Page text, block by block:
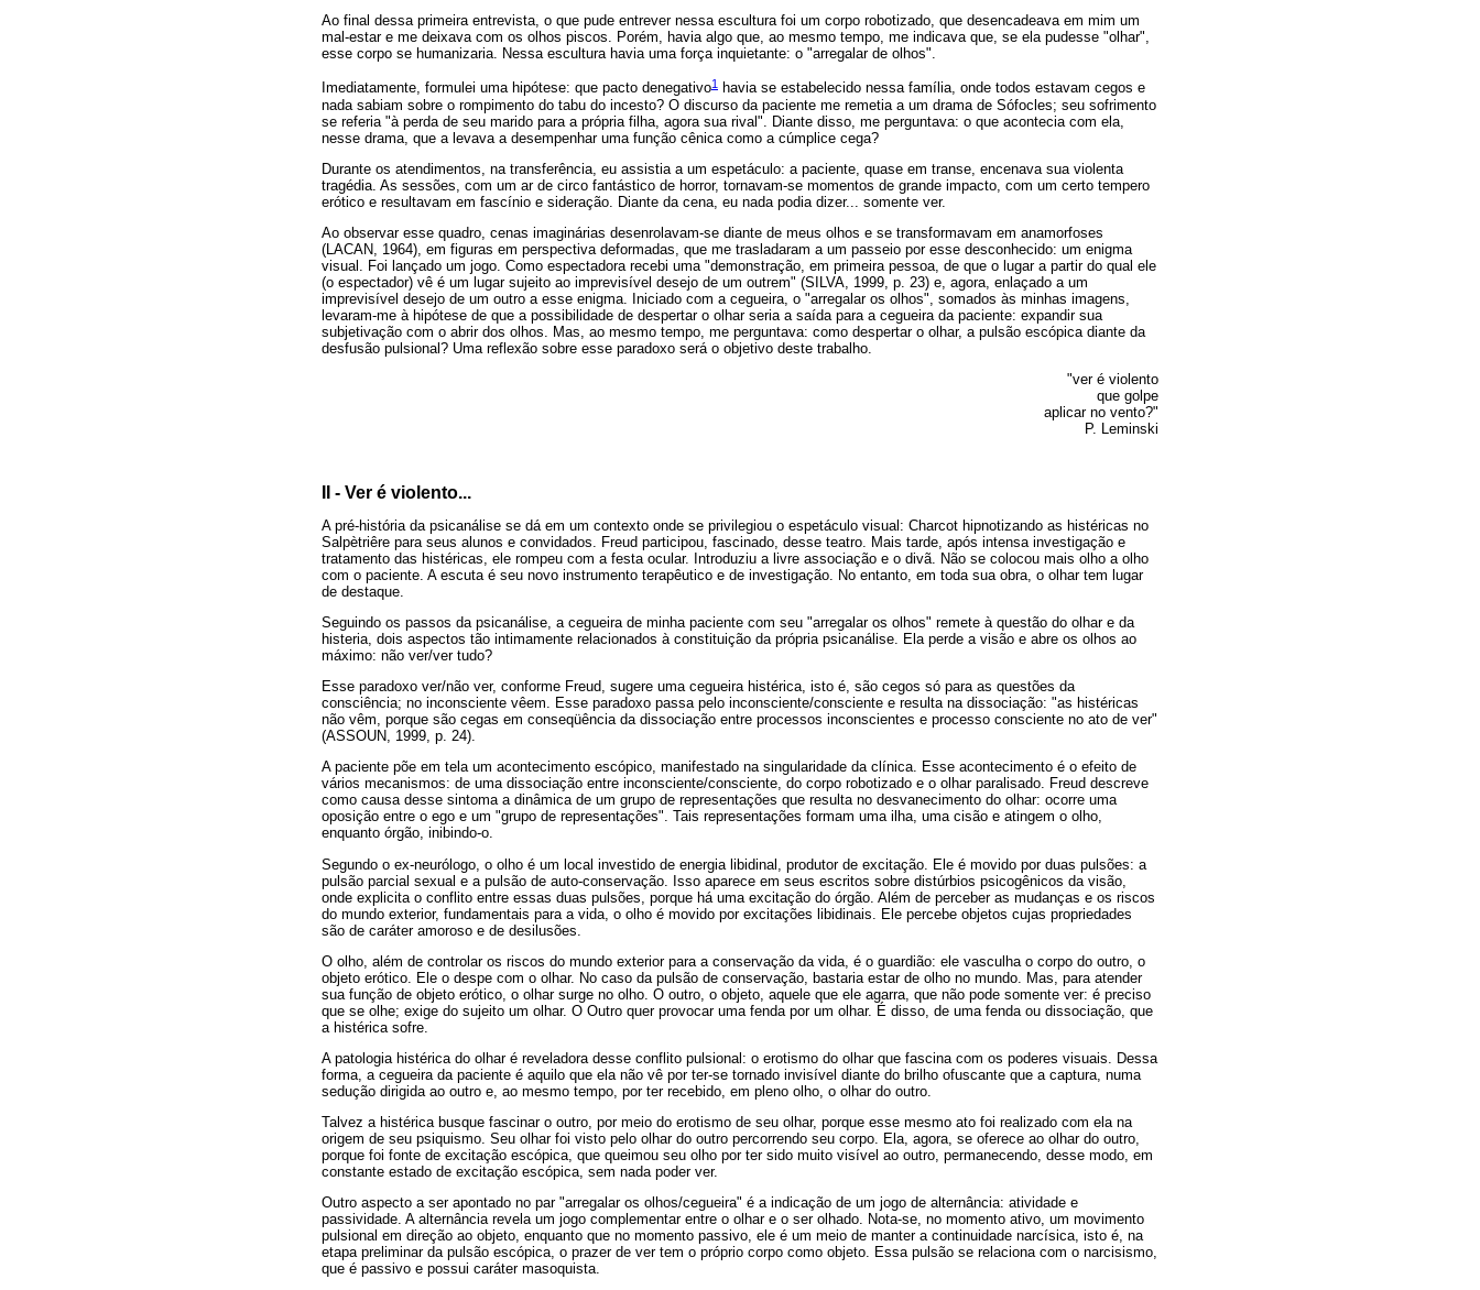
Ao final dessa primeira entrevista, o que pude entrever nessa escultura foi um corpo robotizado, que desencadeava em mim um
mal-estar e me deixava com os olhos piscos. Porém, havia algo que, ao mesmo tempo, me indicava que, se ela pudesse "olhar",
esse corpo se humanizaria. Nessa escultura havia uma força inquietante: o "arregalar de olhos".
Imediatamente, formulei uma hipótese: que pacto denegativo1
havia se estabelecido nessa família, onde todos estavam cegos e
nada sabiam sobre o rompimento do tabu do incesto? O discurso da paciente me remetia a um drama de Sófocles; seu sofrimento
se referia "à perda de seu marido para a própria filha, agora sua rival". Diante disso, me perguntava: o que acontecia com ela,
nesse drama, que a levava a desempenhar uma função cênica como a cúmplice cega?
Durante os atendimentos, na transferência, eu assistia a um espetáculo: a paciente, quase em transe, encenava sua violenta
tragédia. As sessões, com um ar de circo fantástico de horror, tornavam-se momentos de grande impacto, com um certo tempero
erótico e resultavam em fascínio e sideração. Diante da cena, eu nada podia dizer... somente ver.
Ao observar esse quadro, cenas imaginárias desenrolavam-se diante de meus olhos e se transformavam em anamorfoses
(LACAN, 1964), em figuras em perspectiva deformadas, que me trasladaram a um passeio por esse desconhecido: um enigma
visual. Foi lançado um jogo. Como espectadora recebi uma "demonstração, em primeira pessoa, de que o lugar a partir do qual ele
(o espectador) vê é um lugar sujeito ao imprevisível desejo de um outrem" (SILVA, 1999, p. 23) e, agora, enlaçado a um
imprevisível desejo de um outro a esse enigma. Iniciado com a cegueira, o "arregalar os olhos", somados às minhas imagens,
levaram-me à hipótese de que a possibilidade de despertar o olhar seria a saída para a cegueira da paciente: expandir sua
subjetivação com o abrir dos olhos. Mas, ao mesmo tempo, me perguntava: como despertar o olhar, a pulsão escópica diante da
desfusão pulsional? Uma reflexão sobre esse paradoxo será o objetivo deste trabalho.
"ver é violento
que golpe
aplicar no vento?"
P. Leminski
II - Ver é violento...
A pré-história da psicanálise se dá em um contexto onde se privilegiou o espetáculo visual: Charcot hipnotizando as histéricas no
Salpètriêre para seus alunos e convidados. Freud participou, fascinado, desse teatro. Mais tarde, após intensa investigação e
tratamento das histéricas, ele rompeu com a festa ocular. Introduziu a livre associação e o divã. Não se colocou mais olho a olho
com o paciente. A escuta é seu novo instrumento terapêutico e de investigação. No entanto, em toda sua obra, o olhar tem lugar
de destaque.
Seguindo os passos da psicanálise, a cegueira de minha paciente com seu "arregalar os olhos" remete à questão do olhar e da
histeria, dois aspectos tão intimamente relacionados à constituição da própria psicanálise. Ela perde a visão e abre os olhos ao
máximo: não ver/ver tudo?
Esse paradoxo ver/não ver, conforme Freud, sugere uma cegueira histérica, isto é, são cegos só para as questões da
consciência; no inconsciente vêem. Esse paradoxo passa pelo inconsciente/consciente e resulta na dissociação: "as histéricas
não vêm, porque são cegas em conseqüência da dissociação entre processos inconscientes e processo consciente no ato de ver"
(ASSOUN, 1999, p. 24).
A paciente põe em tela um acontecimento escópico, manifestado na singularidade da clínica. Esse acontecimento é o efeito de
vários mecanismos: de uma dissociação entre inconsciente/consciente, do corpo robotizado e o olhar paralisado. Freud descreve
como causa desse sintoma a dinâmica de um grupo de representações que resulta no desvanecimento do olhar: ocorre uma
oposição entre o ego e um "grupo de representações". Tais representações formam uma ilha, uma cisão e atingem o olho,
enquanto órgão, inibindo-o.
Segundo o ex-neurólogo, o olho é um local investido de energia libidinal, produtor de excitação. Ele é movido por duas pulsões: a
pulsão parcial sexual e a pulsão de auto-conservação. Isso aparece em seus escritos sobre distúrbios psicogênicos da visão,
onde explicita o conflito entre essas duas pulsões, porque há uma excitação do órgão. Além de perceber as mudanças e os riscos
do mundo exterior, fundamentais para a vida, o olho é movido por excitações libidinais. Ele percebe objetos cujas propriedades
são de caráter amoroso e de desilusões.
O olho, além de controlar os riscos do mundo exterior para a conservação da vida, é o guardião: ele vasculha o corpo do outro, o
objeto erótico. Ele o despe com o olhar. No caso da pulsão de conservação, bastaria estar de olho no mundo. Mas, para atender
sua função de objeto erótico, o olhar surge no olho. O outro, o objeto, aquele que ele agarra, que não pode somente ver: é preciso
que se olhe; exige do sujeito um olhar. O Outro quer provocar uma fenda por um olhar. É disso, de uma fenda ou dissociação, que
a histérica sofre.
A patologia histérica do olhar é reveladora desse conflito pulsional: o erotismo do olhar que fascina com os poderes visuais. Dessa
forma, a cegueira da paciente é aquilo que ela não vê por ter-se tornado invisível diante do brilho ofuscante que a captura, numa
sedução dirigida ao outro e, ao mesmo tempo, por ter recebido, em pleno olho, o olhar do outro.
Talvez a histérica busque fascinar o outro, por meio do erotismo de seu olhar, porque esse mesmo ato foi realizado com ela na
origem de seu psiquismo. Seu olhar foi visto pelo olhar do outro percorrendo seu corpo. Ela, agora, se oferece ao olhar do outro,
porque foi fonte de excitação escópica, que queimou seu olho por ter sido muito visível ao outro, permanecendo, desse modo, em
constante estado de excitação escópica, sem nada poder ver.
Outro aspecto a ser apontado no par "arregalar os olhos/cegueira" é a indicação de um jogo de alternância: atividade e
passividade. A alternância revela um jogo complementar entre o olhar e o ser olhado. Nota-se, no momento ativo, um movimento
pulsional em direção ao objeto, enquanto que no momento passivo, ele é um meio de manter a continuidade narcísica, isto é, na
etapa preliminar da pulsão escópica, o prazer de ver tem o próprio corpo como objeto. Essa pulsão se relaciona com o narcisismo,
que é passivo e possui caráter masoquista.